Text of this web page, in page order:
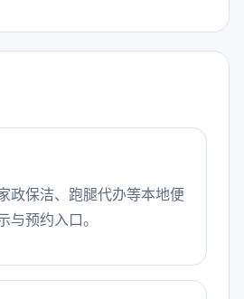
政保洁、跑腿代办等本地便
与预约入口。